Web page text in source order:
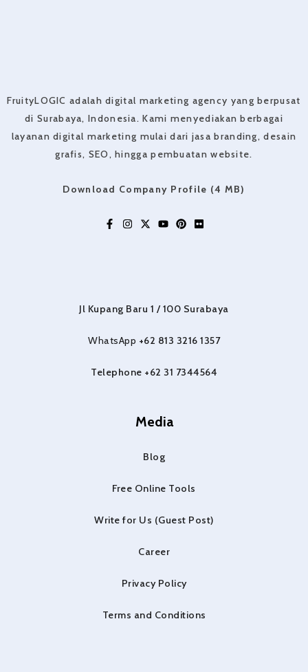
FruityLOGIC adalah digital marketing agency yang berpusat
di Surabaya, Indonesia. Kami menyediakan berbagai
layanan digital marketing mulai dari jasa branding, desain
grafis, SEO, hingga pembuatan website.
Download Company Profile (4 MB)
Jl Kupang Baru 1 / 100 Surabaya
WhatsApp +62 813 3216 1357
Telephone +62 31 7344564
Media
Blog
Free Online Tools
Write for Us (Guest Post)
Career
Privacy Policy
Terms and Conditions